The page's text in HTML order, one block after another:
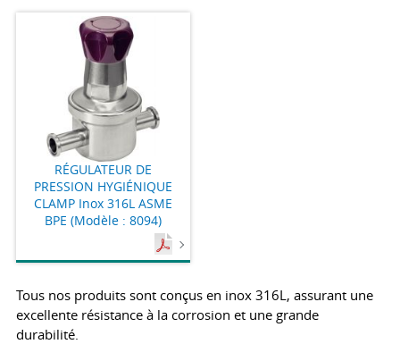
RÉGULATEUR DE
PRESSION HYGIÉNIQUE
CLAMP Inox 316L ASME
BPE (Modèle : 8094)
Tous nos produits sont conçus en inox 316L, assurant une
excellente résistance à la corrosion et une grande
durabilité.